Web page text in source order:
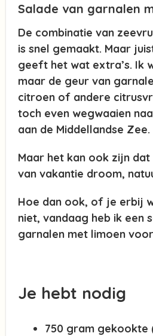
Salade van garnalen
De combinatie van
is snel gemaakt. Maar
geeft het wat extra’s. Ik
maar de geur van
citroen of andere
toch even wegwaaien
aan de Middellandse Zee.
Maar het kan ook zijn
van vakantie droom,
Hoe dan ook, of je erbij
niet, vandaag heb ik een
garnalen met limoen
Je hebt nodig
750 gram gekookte